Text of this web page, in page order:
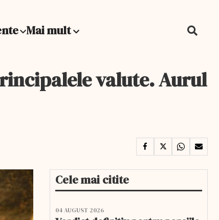
Mai mult
valute. Aurul
Cele mai citite
04 AUGUST 2026